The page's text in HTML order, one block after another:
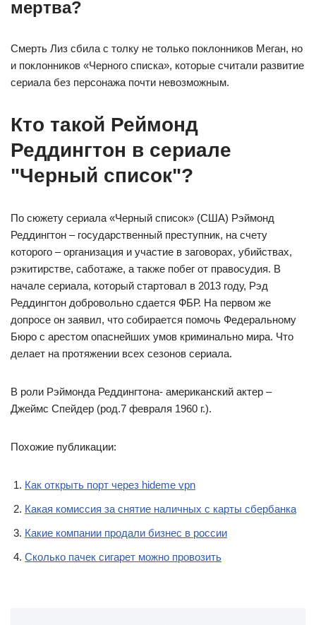
мертва?
Смерть Лиз сбила с толку не только поклонников Меган, но
и поклонников «Черного списка», которые считали развитие
сериала без персонажа почти невозможным.
Кто такой Реймонд
Реддингтон в сериале
"Черный список"?
По сюжету сериала «Черный список» (США) Рэймонд
Реддингтон – государственный преступник, на счету
которого – организация и участие в заговорах, убийствах,
рэкитирстве, саботаже, а также побег от правосудия. В
начале сериала, который стартовал в 2013 году, Рэд
Реддингтон добровольно сдается ФБР. На первом же
допросе он заявил, что собирается помочь Федеральному
Бюро с арестом опаснейших умов криминально мира. Что
делает на протяжении всех сезонов сериала.
В роли Рэймонда Реддингтона- американский актер –
Джеймс Спейдер (род.7 февраля 1960 г.).
Похожие публикации:
Как открыть порт через hideme vpn
Какая комиссия за снятие наличных с карты сбербанка
Какие компании продали бизнес в россии
Сколько пачек сигарет можно провозить